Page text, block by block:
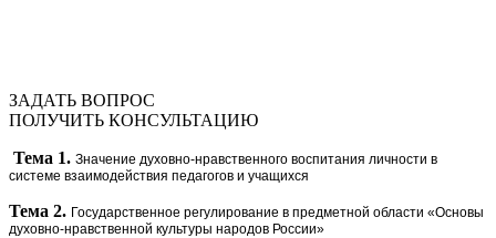
ЗАДАТЬ ВОПРОС
ПОЛУЧИТЬ КОНСУЛЬТАЦИЮ
Тема 1. Значение духовно-нравственного воспитания личности в
системе взаимодействия педагогов и учащихся
Тема 2. Государственное регулирование в предметной области «Основы
духовно-нравственной культуры народов России»